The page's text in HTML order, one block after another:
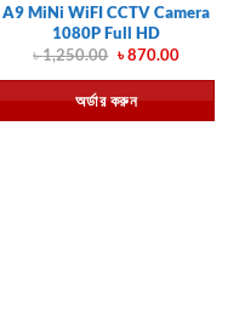
A9 MiNi WiFI CCTV Camera
1080P Full HD
৳1,250.00 Original
was:
৳ 1,250.00.
৳870.00Current
is:
৳ 870.00.
অর্ডার করুন